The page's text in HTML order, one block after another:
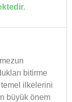
bitirme
ilkelerini
büyük önem